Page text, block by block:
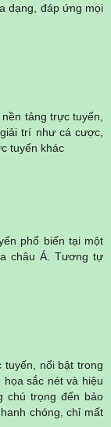
dạng, đáp ứng mọi
tảng trực tuyến,
trí như cá cược,
tuyến khác
phổ biến tại một
châu Á. Tương tự
nổi bật trong
sắc nét và hiệu
chú trọng đến bảo
chóng, chỉ mất